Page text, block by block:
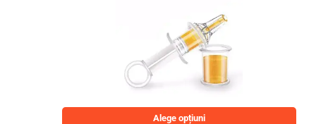
Alege opțiuni